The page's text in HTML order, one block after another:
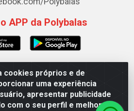
cookies próprios e de
uma experiência
apresentar publicidade
com o seu perfil e melhorar a
APP da Polybalas
Miguel de Souza, 173 Galpão B -
PB - CEP 58.075-075 - CNPJ
0002-61